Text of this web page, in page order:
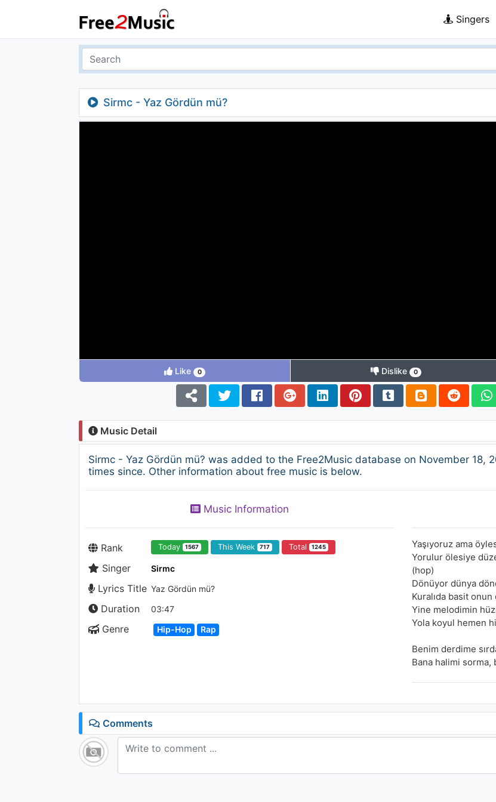
Singers
Sirmc - Yaz Gördün mü?
Like 0 Dislike 0
Music Detail
Sirmc - Yaz Gördün mü? was added to the Free2Music database on November 18,
times since. Other information about free music is below.
Music Information
Rank Today 1567 This Week 717 Total 1245
Singer Sirmc
Lyrics Title Yaz Gördün mü?
Duration 03:47
Genre Hip-Hop Rap
Yaşıyoruz ama
Yorulur ölesiye
(hop)
Dönüyor dünya
Kuralıda basit
Yine melodimin
Yola koyul hemen
Benim derdime
Bana halimi sorma,
-Yaz gördün mü ?
-Kaçtım dertten
-Ateş olmadan
-Şansını
Comments